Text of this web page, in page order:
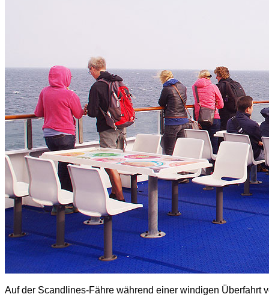
Auf der Scandlines-Fähre während einer windigen Überfahrt